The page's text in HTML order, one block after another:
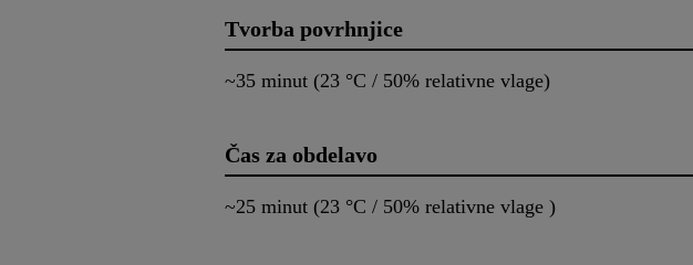
Tvorba povrhnjice
~35 minut (23 °C / 50% relativne vlage)
Čas za obdelavo
~25 minut (23 °C / 50% relativne vlage )